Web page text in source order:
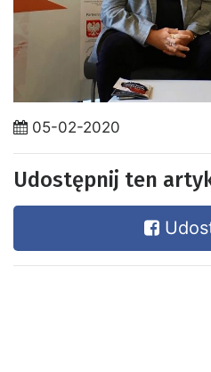
05-02-2020
Udostępnij ten